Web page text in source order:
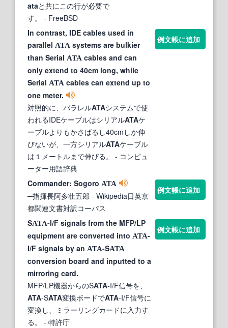
ataと共にこの行が必要で
す。
- FreeBSD
In contrast, IDE cables used in
parallel ATA systems are bulkier
than Serial ATA cables and can
only extend to 40cm long, while
Serial ATA cables can extend up to
one meter.
対照的に、パラレルATAシステムで使
われるIDEケーブルはシリアルATAケ
ーブルよりもかさばるし40cmしか伸
びないが、一方シリアルATAケーブル
は１メートルまで伸びる。
- コンピュ
ーター用語辞典
例文帳に追加
Commander: Sogoro ATA
─指揮長阿多壮五郎 - Wikipedia日英京
都関連文書対訳コーパス
例文帳に追加
SATA-I/F signals from the MFP/LP
equipment are converted into ATA-
I/F signals by an ATA-SATA
conversion board and inputted to a
mirroring card.
MFP/LP機器からのSATA-I/F信号を、
ATA-SATA変換ボードでATA-I/F信号に
変換し、ミラーリングカードに入力す
る。
- 特許庁
例文帳に追加